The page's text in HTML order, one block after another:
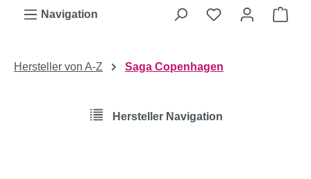
Navigation
Hersteller von A-Z Saga Copenhagen
Hersteller Navigation